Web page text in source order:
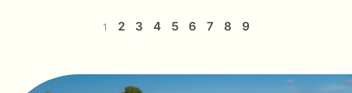
1 2 3 4 5 6 7 8 9